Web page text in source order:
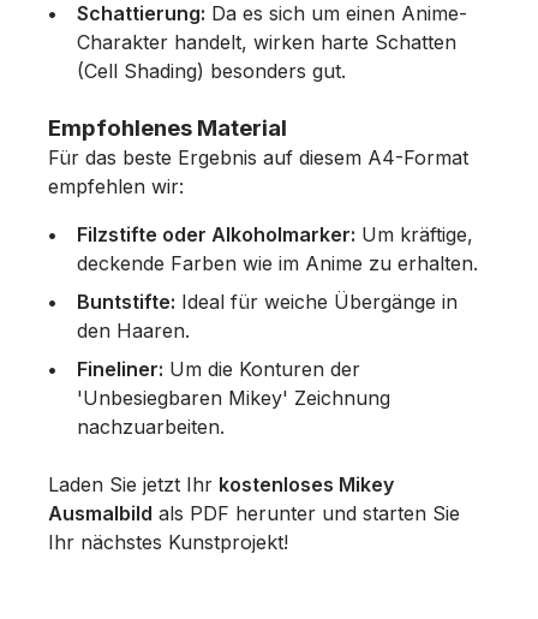
Schattierung: Da es sich um einen Anime-
Charakter handelt, wirken harte Schatten
(Cell Shading) besonders gut.
Empfohlenes Material
Für das beste Ergebnis auf diesem A4-Format
empfehlen wir:
Filzstifte oder Alkoholmarker: Um kräftige,
deckende Farben wie im Anime zu erhalten.
Buntstifte: Ideal für weiche Übergänge in
den Haaren.
Fineliner: Um die Konturen der
'Unbesiegbaren Mikey' Zeichnung
nachzuarbeiten.
Laden Sie jetzt Ihr kostenloses Mikey
Ausmalbild als PDF herunter und starten Sie
Ihr nächstes Kunstprojekt!